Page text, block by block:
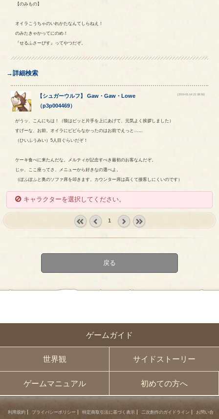
ゲームガイド
世界観 サイドストーリー
ゲームマニュアル 初めての方へ
【のみもの】
オイラこうちゃのいれかたなんてしらねえ！
のみたきゃかってにのめ！
『せるふさーびす』ってやつだぞ。
→詳細検索
【シュガーウルフ】Gaw ・Gaw ・Lowe
（p3p004469）
[2019-01-14 21:38:50]
がうッ、こんにちは！（狼はピッと片手を上にあげて、元気よく挨拶しました）
すげーな、お前。オイラにビビらなかったのはお前でえっと……
（ひいふうみい）5人目ぐらいだぞ！
ケーキ食べに来たんだな。メルティが記念すべき最初のお客なんだぞ。
じゃ、ここ座ってさ、メニューから好きなの選べよ。
（ぽふぽふと奥のソファ席を叩きます。カウンター席は高くて接客しにくいのです）
キャラクターを選択してください。
1
戻る
利用規約 プライバシーポリシー 特定商取引法に基づく表示 二次創作のガイドライン お問い合